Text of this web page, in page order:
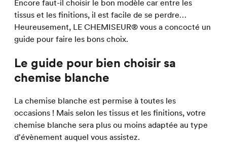
Encore faut-il choisir le bon modèle car entre les
tissus et les finitions, il est facile de se perdre…
Heureusement, LE CHEMISEUR® vous a concocté un
guide pour faire les bons choix.
Le guide pour bien choisir sa
chemise blanche
La chemise blanche est permise à toutes les
occasions ! Mais selon les tissus et les finitions, votre
chemise blanche sera plus ou moins adaptée au type
d'évènement auquel vous assistez.